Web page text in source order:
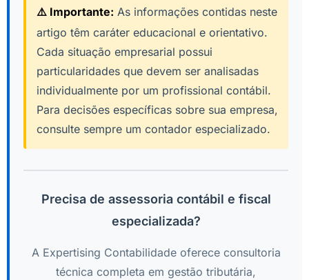
⚠️ Importante: As informações contidas neste
artigo têm caráter educacional e orientativo.
Cada situação empresarial possui
particularidades que devem ser analisadas
individualmente por um profissional contábil.
Para decisões específicas sobre sua empresa,
consulte sempre um contador especializado.
Precisa de assessoria contábil e fiscal
especializada?
A Expertising Contabilidade oferece consultoria
técnica completa em gestão tributária,